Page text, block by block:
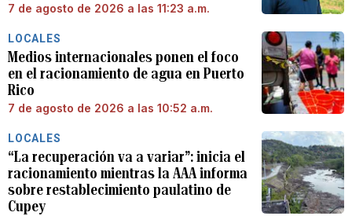
7 de agosto de 2026 a las 11:23 a.m.
LOCALES
Medios internacionales ponen el foco
en el racionamiento de agua en Puerto
Rico
7 de agosto de 2026 a las 10:52 a.m.
LOCALES
“La recuperación va a variar”: inicia el
racionamiento mientras la AAA informa
sobre restablecimiento paulatino de
Cupey